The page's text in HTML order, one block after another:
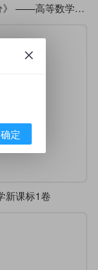
《锦色微积分》 ——高等数学课堂笔记·炫彩版
新课标1卷
确定